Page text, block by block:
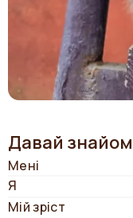
Давай
Мені
Я
Мій зріст